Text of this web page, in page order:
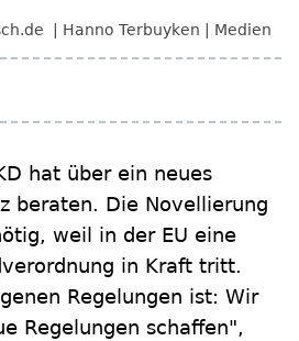
Hanno Terbuyken Medien
hat über ein neues
beraten. Die Novellierung
weil in der EU eine
in Kraft tritt.
Regelungen ist: Wir
Regelungen schaffen",